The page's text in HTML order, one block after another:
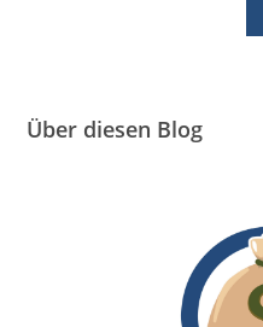
Über diesen Blog